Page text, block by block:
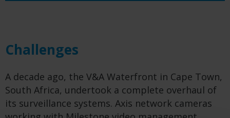
Challenges
A decade ago, the V&A Waterfront in Cape Town,
South Africa, undertook a complete overhaul of
its surveillance systems. Axis network cameras